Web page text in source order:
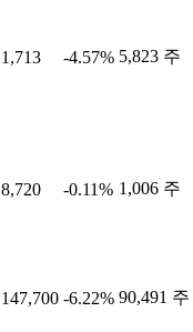
1,713 -4.57% 5,823 주
8,720 -0.11% 1,006 주
147,700 -6.22% 90,491 주